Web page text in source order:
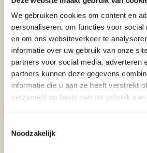
We gebruiken cookies om content en
personaliseren, om functies voor social
en om ons websiteverkeer te
informatie over uw gebruik van onze
partners voor social media, adverteren
partners kunnen deze gegevens
informatie die u aan ze heeft verstrekt
verzameld op basis van uw gebruik
Noodzakelijk
Is er ruimte voor vernieuwing bij OZHZ?